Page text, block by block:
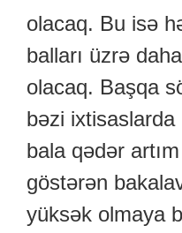
olacaq. Bu isə
balları üzrə
olacaq. Başqa
bəzi
bala qədər
göstərən
yüksək olmaya